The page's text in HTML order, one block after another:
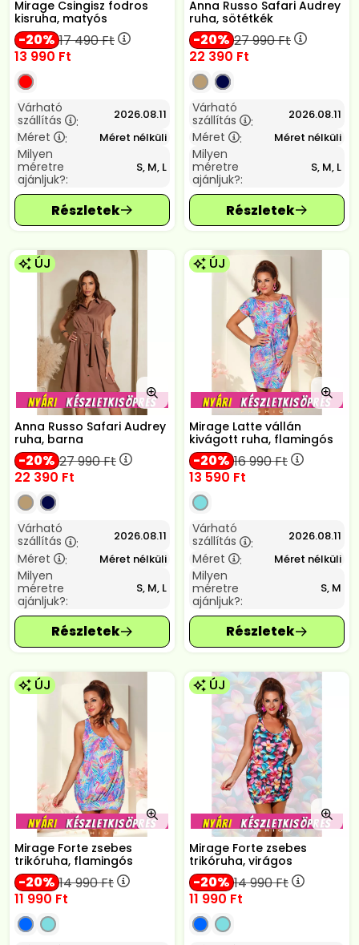
Mirage Csingisz fodros
kisruha, matyós
20 17 490Ft
13 990 Ft
Várható
szállítás
: 2026.08.11
Méret : Méret nélküli
Milyen
méretre
ajánljuk?:
S, M, L
Anna Russo Safari Audrey
ruha, sötétkék
20 27 990Ft
22 390 Ft
Várható
szállítás
: 2026.08.11
Méret : Méret nélküli
Milyen
méretre
ajánljuk?:
S, M, L
ÚJ
Anna Russo Safari Audrey
ruha, barna
20 27 990Ft
22 390 Ft
Várható
szállítás
: 2026.08.11
Méret : Méret nélküli
Milyen
méretre
ajánljuk?:
S, M, L
ÚJ
Mirage Latte vállán
kivágott ruha, flamingós
20 16 990Ft
13 590 Ft
Várható
szállítás
: 2026.08.11
Méret : Méret nélküli
Milyen
méretre
ajánljuk?:
S, M
ÚJ
Mirage Forte zsebes
trikóruha, flamingós
20 14 990Ft
11 990 Ft
ÚJ
Mirage Forte zsebes
trikóruha, virágos
20 14 990Ft
11 990 Ft